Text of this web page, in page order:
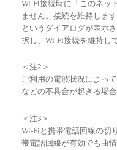
Wi-Fi接続時に「このネッ
ません。接続を維持します
というダイアログが表示
択し、Wi-Fi接続を維持し
＜注2＞
ご利用の電波状況によっ
などの不具合が起きる場合
＜注3＞
Wi-Fiと携帯電話回線の切
帯電話回線が有効でも曲